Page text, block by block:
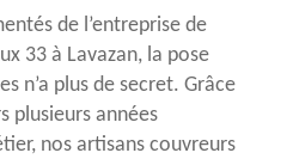
de l’entreprise de
33 à Lavazan, la pose
n’a plus de secret. Grâce
plusieurs années
nos artisans couvreurs